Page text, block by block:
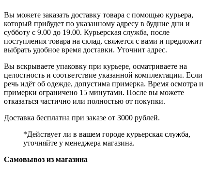
Вы можете заказать доставку товара с помощью курьера,
который прибудет по указанному адресу в будние дни и
субботу с 9.00 до 19.00. Курьерская служба, после
поступления товара на склад, свяжется с вами и предложит
выбрать удобное время доставки. Уточнит адрес.
Вы вскрываете упаковку при курьере, осматриваете на
целостность и соответствие указанной комплектации. Если
речь идёт об одежде, допустима примерка. Время осмотра и
примерки ограничено 15 минутами. После вы можете
отказаться частично или полностью от покупки.
Доставка бесплатна при заказе от 3000 рублей.
*Действует ли в вашем городе курьерская служба,
уточняйте у менеджера магазина.
Самовывоз из магазина